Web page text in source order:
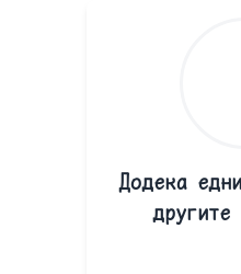
Додека
другите